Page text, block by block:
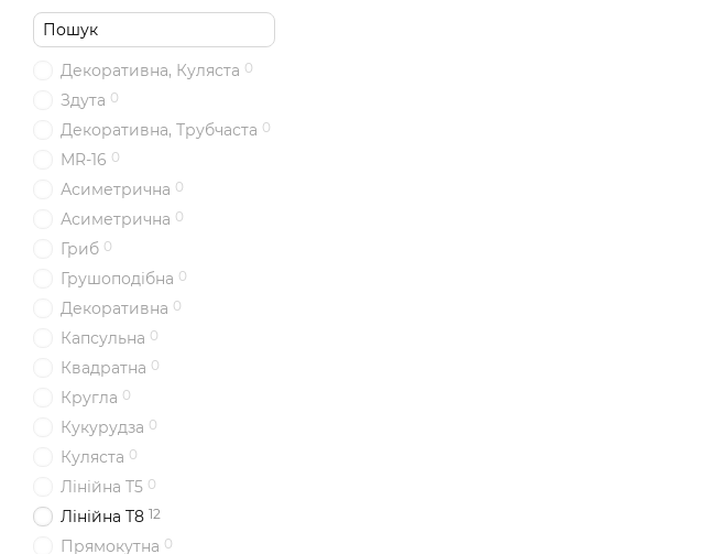
Декоративна, Куляста 0
Здута 0
Декоративна, Трубчаста 0
MR-16 0
Асиметрична 0
Асиметрична 0
Гриб 0
Грушоподібна 0
Декоративна 0
Капсульна 0
Квадратна 0
Кругла 0
Кукурудза 0
Куляста 0
Лінійна T5 0
Лінійна T8 12
Прямокутна 0